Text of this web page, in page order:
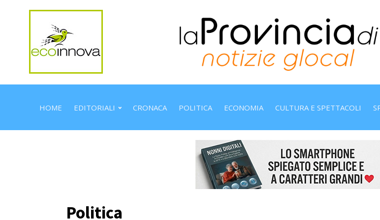
HOME EDITORIALI CRONACA POLITICA ECONOMIA CULTURA E SPETTACOLI
Politica